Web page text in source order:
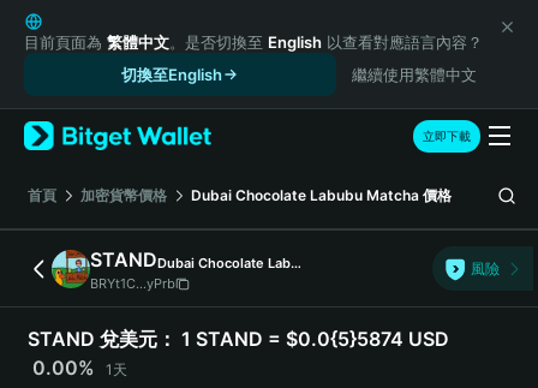
English
日本語
Русский
Español (Latinoamérica)
Türkçe
Italiano
Deutsch
简体中文
繁體中文
Português (Portugal)
Bahasa Indonesia
目前頁面為 繁體中文。是否切換至 English 以查看對應語言內容？
切換至English
繼續使用繁體中文
立即下載
首頁 加密貨幣價格 Dubai Chocolate Labubu Matcha 價格
STAND
Dubai Chocolate Labubu Matcha
BRYt1C...yPrb
風險
STAND 兌美元： 1 STAND = $0.0{5}5874 USD
0.00%
1天